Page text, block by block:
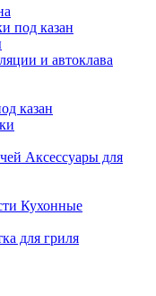
под казан
и автоклава
казан
Аксессуары для
Кухонные
для гриля